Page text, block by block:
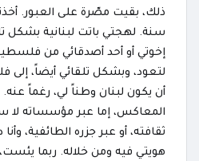
سنة. لهجتي باتت لبنانية بشكل
إخوتي أو أحد أصدقائي من
لتعود، وبشكل تلقائي أيضاً، إلى
أن يكون لبنان وطناً لي، رغماً عنه.
المعاكس، إما عبر مؤسساته لا
ثقافته، أو عبر جزره الطائفية،
هويتي فيه ومن خلاله. ربما يئست،